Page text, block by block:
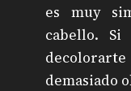
es muy
cabello.
demasiado